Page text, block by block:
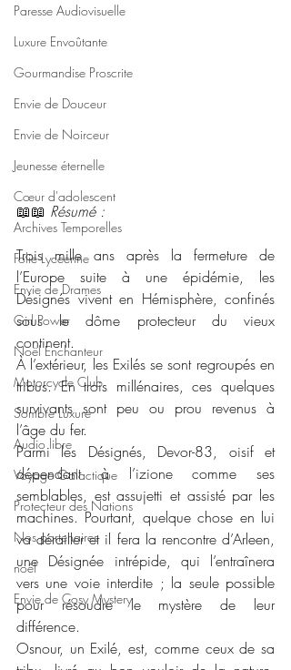
Paresse Audiovisuelle
Luxure Envoûtante
Gourmandise Proscrite
Envie de Douceur
Envie de Noirceur
Jeunesse éternelle
Cœur d'adolescent
Archives Temporelles
Folie Lycéenne
Envie de Drames
Girl Power
Noël Enchanteur
Motorcycle Club
Sombre Luxure
Audio libre
Voyage Galactique
Protecteur des Nations
Nos partenaires
noêl
Envie de Cosy Mystery
📖📖 Résumé :
Trois mille ans après la fermeture de
l’Europe suite à une épidémie, les
Désignés vivent en Hémisphère, confinés
sous le dôme protecteur du vieux
continent.
À l’extérieur, les Exilés se sont regroupés en
tribus. En trois millénaires, ces quelques
survivants sont peu ou prou revenus à
l’âge du fer.
Parmi les Désignés, Devor-83, oisif et
dépendant à l’izione comme ses
semblables, est assujetti et assisté par les
machines. Pourtant, quelque chose en lui
va dérailler et il fera la rencontre d’Arleen,
une Désignée intrépide, qui l’entraînera
vers une voie interdite ; la seule possible
pour résoudre le mystère de leur
différence.
Osnour, un Exilé, est, comme ceux de sa